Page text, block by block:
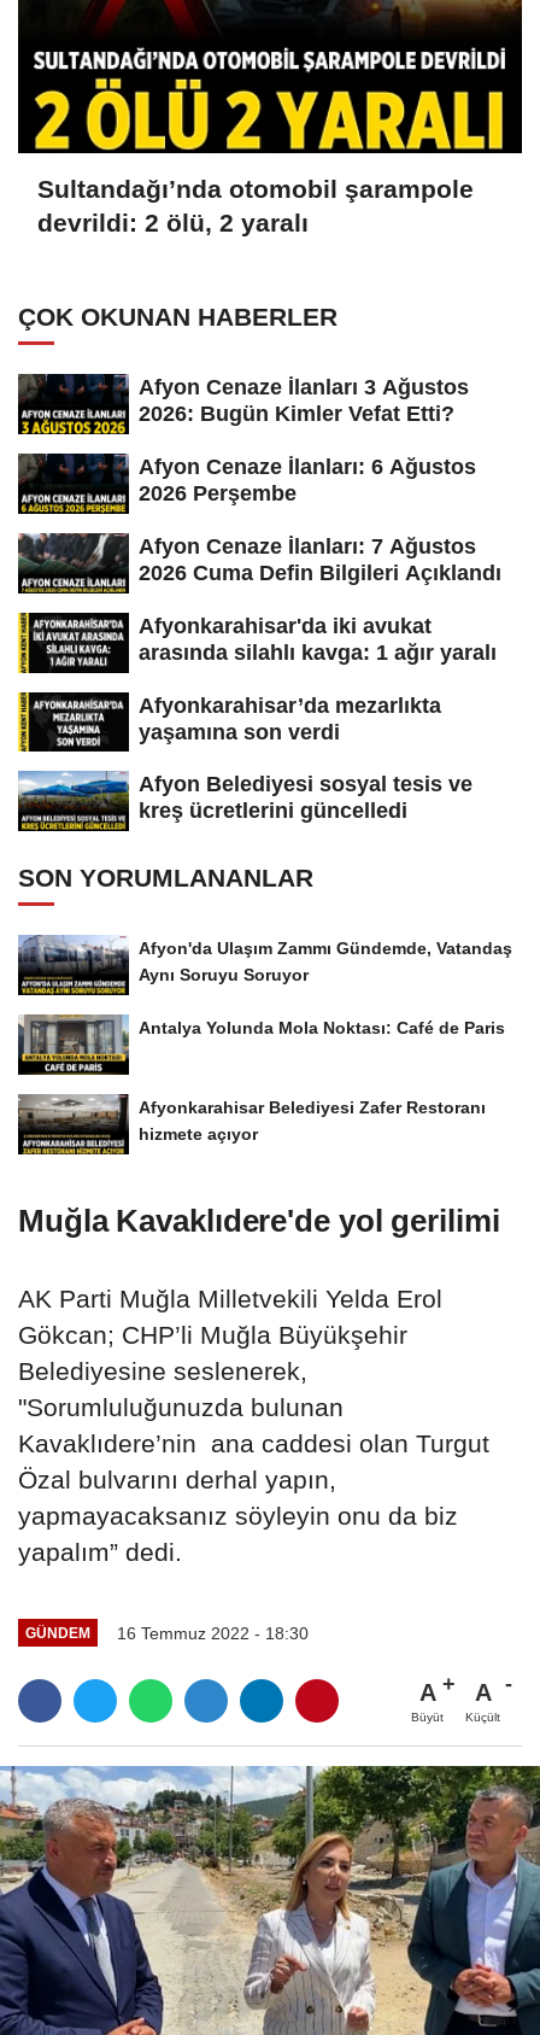
Sultandağı’nda otomobil şarampole
devrildi: 2 ölü, 2 yaralı
ÇOK OKUNAN HABERLER
Afyon Cenaze İlanları 3 Ağustos
2026: Bugün Kimler Vefat Etti?
Afyon Cenaze İlanları: 6 Ağustos
2026 Perşembe
Afyon Cenaze İlanları: 7 Ağustos
2026 Cuma Defin Bilgileri Açıklandı
Afyonkarahisar'da iki avukat
arasında silahlı kavga: 1 ağır yaralı
Afyonkarahisar’da mezarlıkta
yaşamına son verdi
Afyon Belediyesi sosyal tesis ve
kreş ücretlerini güncelledi
SON YORUMLANANLAR
Afyon'da Ulaşım Zammı Gündemde, Vatandaş
Aynı Soruyu Soruyor
Antalya Yolunda Mola Noktası: Café de Paris
Afyonkarahisar Belediyesi Zafer Restoranı
hizmete açıyor
Muğla Kavaklıdere'de yol gerilimi
AK Parti Muğla Milletvekili Yelda Erol
Gökcan; CHP’li Muğla Büyükşehir
Belediyesine seslenerek,
"Sorumluluğunuzda bulunan
Kavaklıdere’nin ana caddesi olan Turgut
Özal bulvarını derhal yapın,
yapmayacaksanız söyleyin onu da biz
yapalım” dedi.
GÜNDEM 16 Temmuz 2022 - 18:30
A
Büyüt
A
Küçült